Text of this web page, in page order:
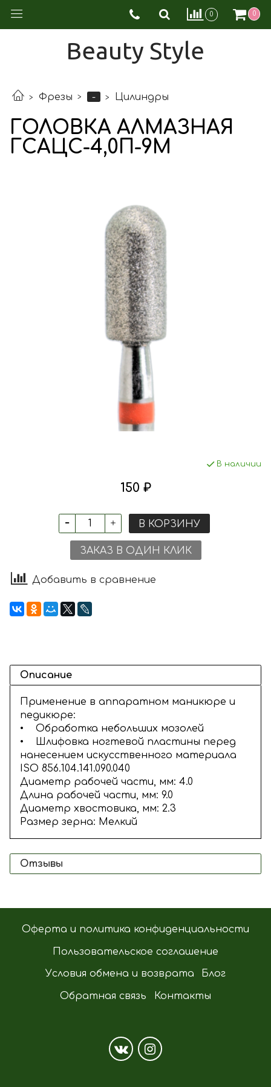
0 0
Beauty Style
Фрезы - Цилиндры
ГОЛОВКА АЛМАЗНАЯ
ГСАЦС-4,0П-9М
В наличии
150 ₽
В КОРЗИНУ
ЗАКАЗ В ОДИН КЛИК
Добавить в сравнение
Описание
Применение в аппаратном маникюре и
педикюре:
• Обработка небольших мозолей
• Шлифовка ногтевой пластины перед
нанесением искусственного материала
ISO 856.104.141.090.040
Диаметр рабочей части, мм: 4.0
Длина рабочей части, мм: 9.0
Диаметр хвостовика, мм: 2.3
Размер зерна: Мелкий
Отзывы
Оферта и политика конфиденциальности
Пользовательское соглашение
Условия обмена и возврата Блог
Обратная связь Контакты